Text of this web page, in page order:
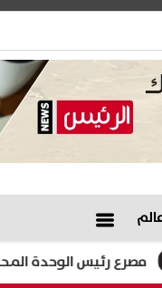
الوحدة المحلية بقرية